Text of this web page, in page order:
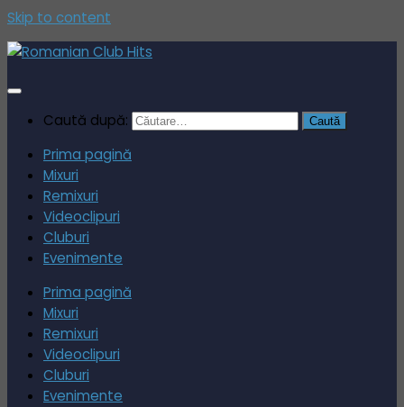
Skip to content
Caută după:
Prima pagină
Mixuri
Remixuri
Videoclipuri
Cluburi
Evenimente
Prima pagină
Mixuri
Remixuri
Videoclipuri
Cluburi
Evenimente